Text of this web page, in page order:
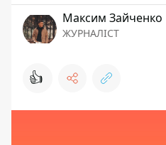
Максим Зайченко
ЖУРНАЛІСТ
👍